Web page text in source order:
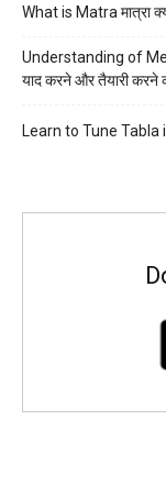
What is Matra मात्रा
Understanding of
याद करने और तैयारी करने
Learn to Tune Tabla